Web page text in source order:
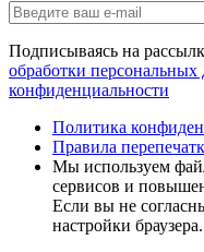
Подписываясь на
обработки
конфиденциальности
Политика
Правила
Мы используем
сервисов и
Если вы не
настройки браузера.